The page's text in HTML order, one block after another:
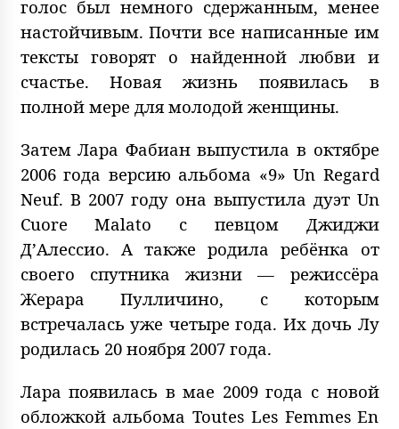
голос был немного сдержанным, менее
настойчивым. Почти все написанные им
тексты говорят о найденной любви и
счастье. Новая жизнь появилась в
полной мере для молодой женщины.
Затем Лара Фабиан выпустила в октябре
2006 года версию альбома «9» Un Regard
Neuf. В 2007 году она выпустила дуэт Un
Cuore Malato с певцом Джиджи
Д’Алессио. А также родила ребёнка от
своего спутника жизни — режиссёра
Жерара Пулличино, с которым
встречалась уже четыре года. Их дочь Лу
родилась 20 ноября 2007 года.
Лара появилась в мае 2009 года с новой
обложкой альбома Toutes Les Femmes En